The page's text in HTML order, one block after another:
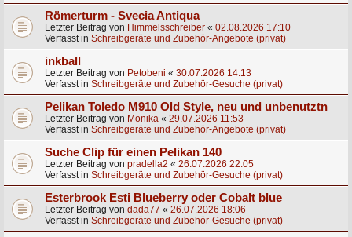
Römerturm - Svecia Antiqua
Letzter Beitrag von Himmelsschreiber « 02.08.2026 17:10
Verfasst in Schreibgeräte und Zubehör-Angebote (privat)
inkball
Letzter Beitrag von Petobeni « 30.07.2026 14:13
Verfasst in Schreibgeräte und Zubehör-Gesuche (privat)
Pelikan Toledo M910 Old Style, neu und unbenutztn
Letzter Beitrag von Monika « 29.07.2026 11:53
Verfasst in Schreibgeräte und Zubehör-Angebote (privat)
Suche Clip für einen Pelikan 140
Letzter Beitrag von pradella2 « 26.07.2026 22:05
Verfasst in Schreibgeräte und Zubehör-Gesuche (privat)
Esterbrook Esti Blueberry oder Cobalt blue
Letzter Beitrag von dada77 « 26.07.2026 18:06
Verfasst in Schreibgeräte und Zubehör-Gesuche (privat)